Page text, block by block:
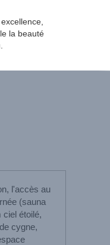
la beauté
l'accès au
(sauna
étoilé,
cygne,